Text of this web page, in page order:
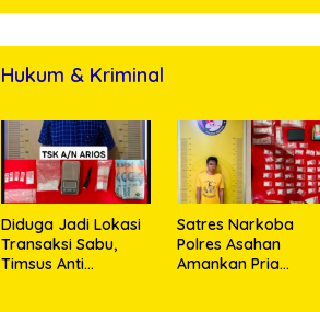
Sulaiman atas Amanah Jabatan
Hukum & Kriminal
Diduga Jadi Lokasi
Transaksi Sabu,
Timsus Anti
Satres Narkoba
Polres Asahan
Amankan Pria